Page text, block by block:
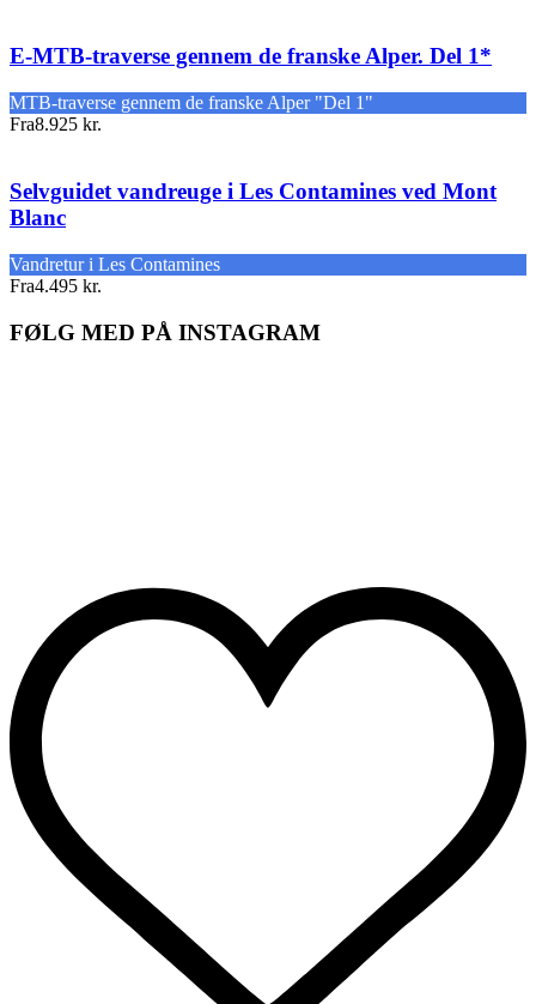
E-MTB-traverse gennem de franske Alper. Del 1*
MTB-traverse gennem de franske Alper "Del 1"
Fra8.925 kr.
Selvguidet vandreuge i Les Contamines ved Mont
Blanc
Vandretur i Les Contamines
Fra4.495 kr.
FØLG MED PÅ INSTAGRAM